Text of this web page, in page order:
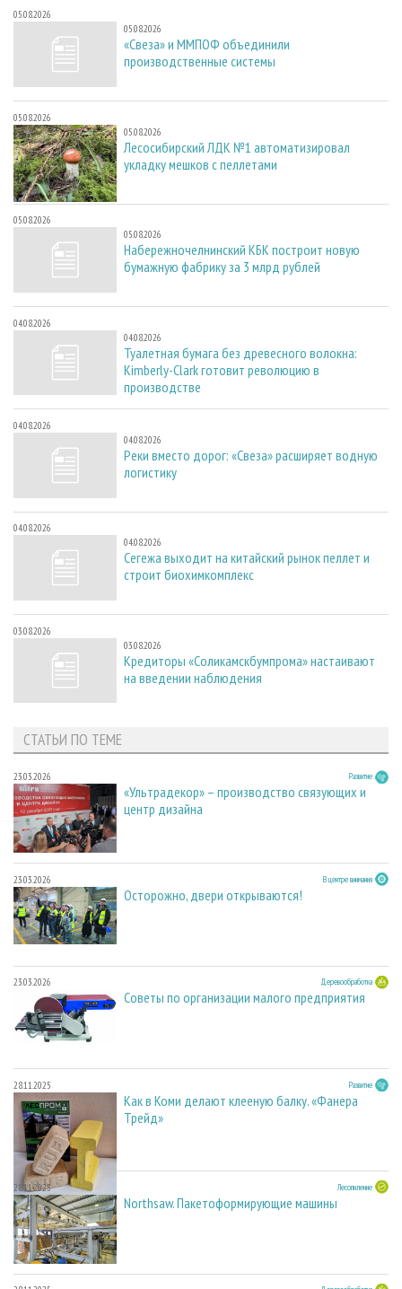
05.08.2026
05.08.2026
«Свеза» и ММПОФ объединили
производственные системы
05.08.2026
05.08.2026
Лесосибирский ЛДК №1 автоматизировал
укладку мешков с пеллетами
05.08.2026
05.08.2026
Набережночелнинский КБК построит новую
бумажную фабрику за 3 млрд рублей
04.08.2026
04.08.2026
Туалетная бумага без древесного волокна:
Kimberly-Clark готовит революцию в
производстве
04.08.2026
04.08.2026
Реки вместо дорог: «Свеза» расширяет водную
логистику
04.08.2026
04.08.2026
Сегежа выходит на китайский рынок пеллет и
строит биохимкомплекс
03.08.2026
03.08.2026
Кредиторы «Соликамскбумпрома» настаивают
на введении наблюдения
СТАТЬИ ПО ТЕМЕ
23.03.2026 Развитие
«Ультрадекор» – производство связующих и
центр дизайна
23.03.2026 В центре внимания
Осторожно, двери открываются!
23.03.2026 Деревообработка
Советы по организации малого предприятия
28.11.2025 Развитие
Как в Коми делают клееную балку. «Фанера
Трейд»
28.11.2025 Лесопиление
Northsaw. Пакетоформирующие машины